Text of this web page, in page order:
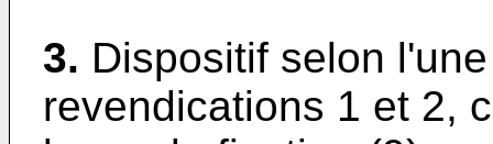
3. Dispositif selon
revendications 1 et 2,